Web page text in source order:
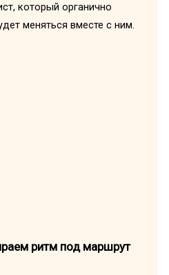
который органично
меняться вместе с ним.
ритм под маршрут